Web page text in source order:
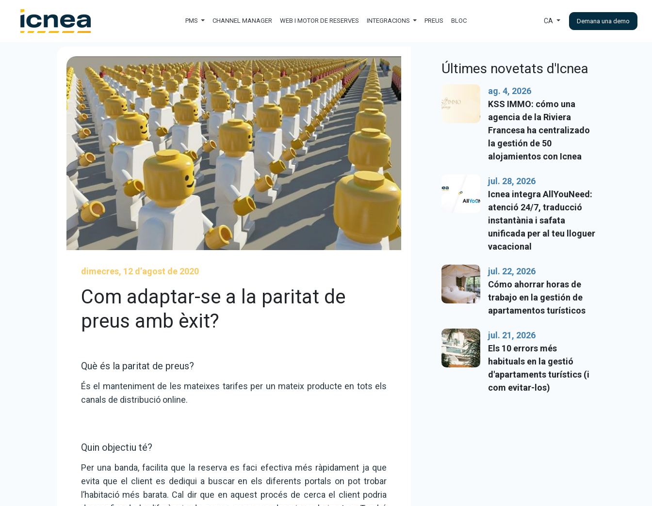
PMS CHANNEL MANAGER WEB I MOTOR DE RESERVES INTEGRACIONS PREUS BLOC CA Demana una demo
dimecres, 12 d’agost de 2020
Com adaptar-se a la paritat de
preus amb èxit?
Què és la paritat de preus?
És el manteniment de les mateixes tarifes per un mateix producte en tots els
canals de distribució online.
Quin objectiu té?
Per una banda, facilita que la reserva es faci efectiva més ràpidament ja que
evita que el client es dediqui a buscar en els diferents portals on pot trobar
l’habitació més barata. Cal dir que en aquest procés de cerca el client podria
Últimes novetats d'Icnea
ag. 4, 2026
KSS IMMO: cómo una
agencia de la Riviera
Francesa ha centralizado
la gestión de 50
alojamientos con Icnea
jul. 28, 2026
Icnea integra AllYouNeed:
atenció 24/7, traducció
instantània i safata
unificada per al teu lloguer
vacacional
jul. 22, 2026
Cómo ahorrar horas de
trabajo en la gestión de
apartamentos turísticos
jul. 21, 2026
Els 10 errors més
habituals en la gestió
d'apartaments turístics (i
com evitar-los)